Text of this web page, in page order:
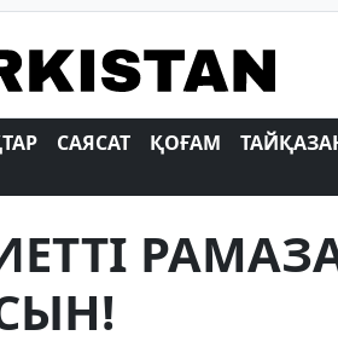
САЯСАТ ҚОҒАМ